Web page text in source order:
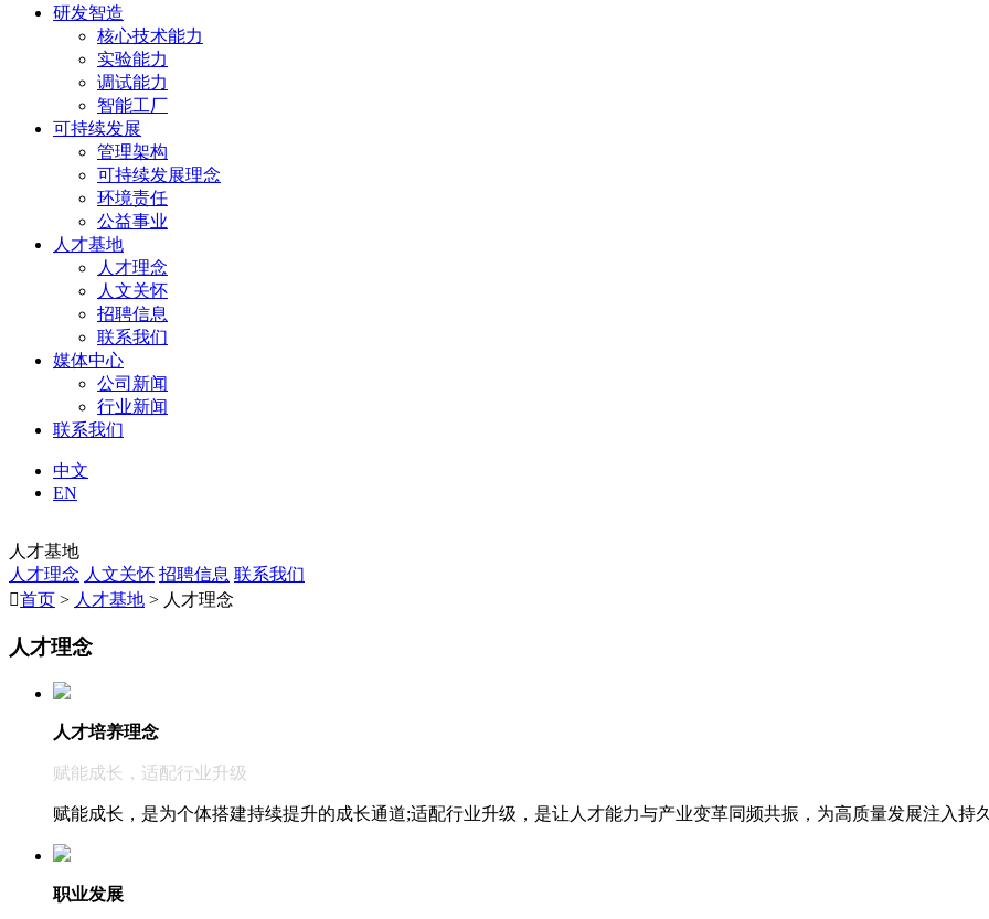
研发智造
核心技术能力
实验能力
调试能力
智能工厂
可持续发展
管理架构
可持续发展理念
环境责任
公益事业
人才基地
人才理念
人文关怀
招聘信息
联系我们
媒体中心
公司新闻
行业新闻
联系我们
中文
EN
人才基地
人才理念 人文关怀 招聘信息 联系我们
首页 > 人才基地 > 人才理念
人才理念
人才培养理念
赋能成长，适配行业升级
赋能成长，是为个体搭建持续提升的成长通道;适配行业升级，是让人才能力与产业变革同频共振，为高质量发展注入持
职业发展